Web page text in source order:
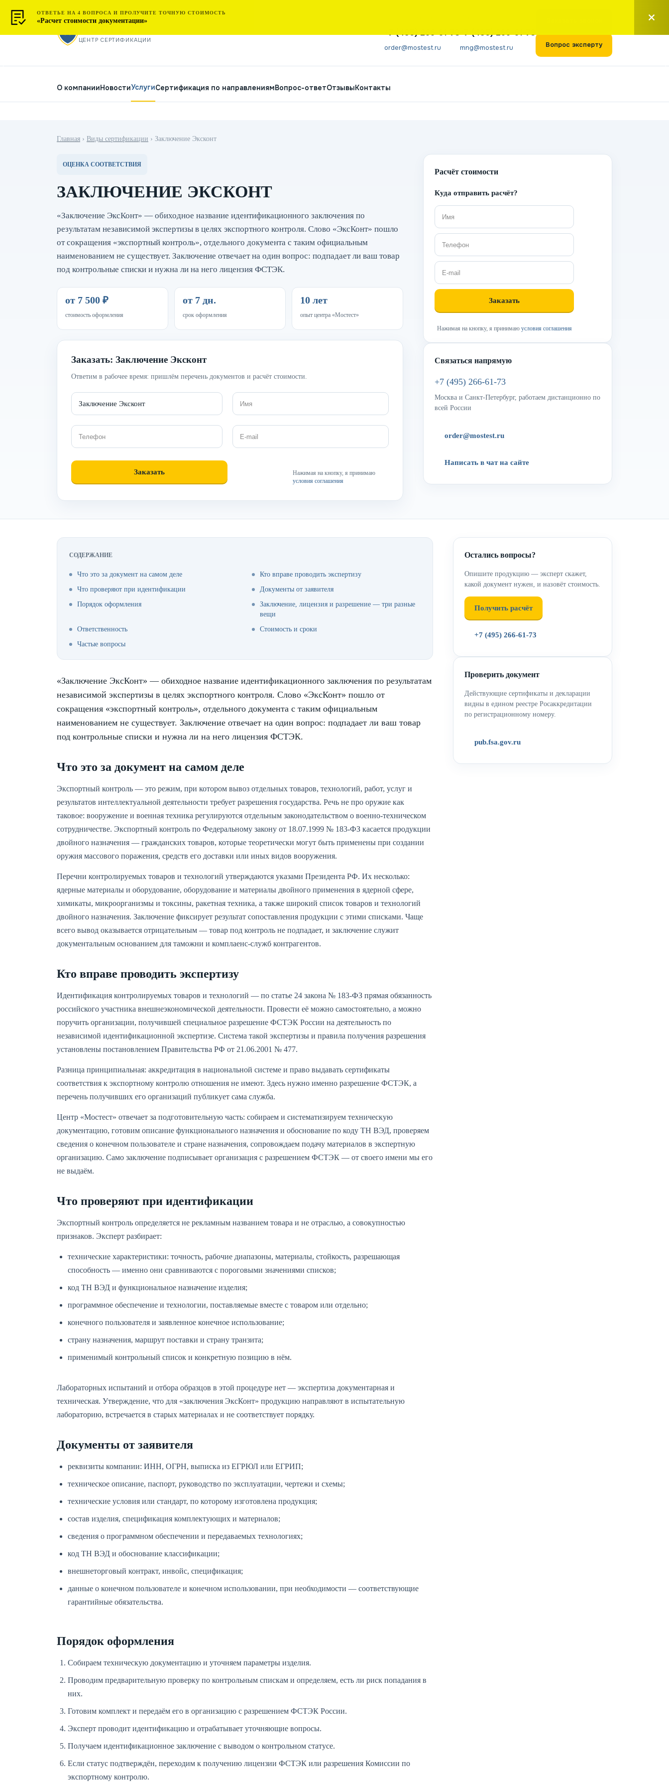
МОСТЕСТ
ЦЕНТР СЕРТИФИКАЦИИ
+7 (495) 266-61-73
order@mostest.ru
+7 (495) 266-61-73
mng@mostest.ru Вопрос эксперту
О компанииНовостиУслугиСертификация по направлениямВопрос-ответОтзывыКонтакты
Главная › Виды сертификации › Заключение Эксконт
ОЦЕНКА СООТВЕТСТВИЯ
ЗАКЛЮЧЕНИЕ ЭКСКОНТ
«Заключение ЭксКонт» — обиходное название идентификационного заключения по
результатам независимой экспертизы в целях экспортного контроля. Слово «ЭксКонт» пошло
от сокращения «экспортный контроль», отдельного документа с таким официальным
наименованием не существует. Заключение отвечает на один вопрос: подпадает ли ваш товар
под контрольные списки и нужна ли на него лицензия ФСТЭК.
от 7 500 ₽
стоимость оформления
от 7 дн.
срок оформления
10 лет
опыт центра «Мостест»
Заказать: Заключение Эксконт
Ответим в рабочее время: пришлём перечень документов и расчёт стоимости.
Нажимая на кнопку, я принимаю
условия соглашения
Расчёт стоимости
Куда отправить расчёт?
Нажимая на кнопку, я принимаю условия соглашения
Связаться напрямую
+7 (495) 266-61-73
Москва и Санкт-Петербург, работаем дистанционно по
всей России
order@mostest.ru
Написать в чат на сайте
СОДЕРЖАНИЕ
Что это за документ на самом деле
Кто вправе проводить экспертизу
Что проверяют при идентификации
Документы от заявителя
Порядок оформления
Заключение, лицензия и разрешение — три разные
вещи
Ответственность
Стоимость и сроки
Частые вопросы
«Заключение ЭксКонт» — обиходное название идентификационного заключения по результатам
независимой экспертизы в целях экспортного контроля. Слово «ЭксКонт» пошло от
сокращения «экспортный контроль», отдельного документа с таким официальным
наименованием не существует. Заключение отвечает на один вопрос: подпадает ли ваш товар
под контрольные списки и нужна ли на него лицензия ФСТЭК.
Что это за документ на самом деле
Экспортный контроль — это режим, при котором вывоз отдельных товаров, технологий, работ, услуг и
результатов интеллектуальной деятельности требует разрешения государства. Речь не про оружие как
таковое: вооружение и военная техника регулируются отдельным законодательством о военно-техническом
сотрудничестве. Экспортный контроль по Федеральному закону от 18.07.1999 № 183-ФЗ касается продукции
двойного назначения — гражданских товаров, которые теоретически могут быть применены при создании
оружия массового поражения, средств его доставки или иных видов вооружения.
Перечни контролируемых товаров и технологий утверждаются указами Президента РФ. Их несколько:
ядерные материалы и оборудование, оборудование и материалы двойного применения в ядерной сфере,
химикаты, микроорганизмы и токсины, ракетная техника, а также широкий список товаров и технологий
двойного назначения. Заключение фиксирует результат сопоставления продукции с этими списками. Чаще
всего вывод оказывается отрицательным — товар под контроль не подпадает, и заключение служит
документальным основанием для таможни и комплаенс-служб контрагентов.
Кто вправе проводить экспертизу
Идентификация контролируемых товаров и технологий — по статье 24 закона № 183-ФЗ прямая обязанность
российского участника внешнеэкономической деятельности. Провести её можно самостоятельно, а можно
поручить организации, получившей специальное разрешение ФСТЭК России на деятельность по
независимой идентификационной экспертизе. Система такой экспертизы и правила получения разрешения
установлены постановлением Правительства РФ от 21.06.2001 № 477.
Разница принципиальная: аккредитация в национальной системе и право выдавать сертификаты
соответствия к экспортному контролю отношения не имеют. Здесь нужно именно разрешение ФСТЭК, а
перечень получивших его организаций публикует сама служба.
Центр «Мостест» отвечает за подготовительную часть: собираем и систематизируем техническую
документацию, готовим описание функционального назначения и обоснование по коду ТН ВЭД, проверяем
сведения о конечном пользователе и стране назначения, сопровождаем подачу материалов в экспертную
организацию. Само заключение подписывает организация с разрешением ФСТЭК — от своего имени мы его
не выдаём.
Что проверяют при идентификации
Экспортный контроль определяется не рекламным названием товара и не отраслью, а совокупностью
признаков. Эксперт разбирает:
технические характеристики: точность, рабочие диапазоны, материалы, стойкость, разрешающая
способность — именно они сравниваются с пороговыми значениями списков;
код ТН ВЭД и функциональное назначение изделия;
программное обеспечение и технологии, поставляемые вместе с товаром или отдельно;
конечного пользователя и заявленное конечное использование;
страну назначения, маршрут поставки и страну транзита;
применимый контрольный список и конкретную позицию в нём.
Лабораторных испытаний и отбора образцов в этой процедуре нет — экспертиза документарная и
техническая. Утверждение, что для «заключения ЭксКонт» продукцию направляют в испытательную
лабораторию, встречается в старых материалах и не соответствует порядку.
Документы от заявителя
реквизиты компании: ИНН, ОГРН, выписка из ЕГРЮЛ или ЕГРИП;
техническое описание, паспорт, руководство по эксплуатации, чертежи и схемы;
технические условия или стандарт, по которому изготовлена продукция;
состав изделия, спецификация комплектующих и материалов;
сведения о программном обеспечении и передаваемых технологиях;
код ТН ВЭД и обоснование классификации;
внешнеторговый контракт, инвойс, спецификация;
данные о конечном пользователе и конечном использовании, при необходимости — соответствующие
гарантийные обязательства.
Порядок оформления
Собираем техническую документацию и уточняем параметры изделия.
Проводим предварительную проверку по контрольным спискам и определяем, есть ли риск попадания в
них.
Готовим комплект и передаём его в организацию с разрешением ФСТЭК России.
Эксперт проводит идентификацию и отрабатывает уточняющие вопросы.
Получаем идентификационное заключение с выводом о контрольном статусе.
Если статус подтверждён, переходим к получению лицензии ФСТЭК или разрешения Комиссии по
экспортному контролю.
Остались вопросы?
Опишите продукцию — эксперт скажет,
какой документ нужен, и назовёт стоимость.
Получить расчёт
+7 (495) 266-61-73
Проверить документ
Действующие сертификаты и декларации
видны в едином реестре Росаккредитации
по регистрационному номеру.
pub.fsa.gov.ru
ОТВЕТЬЕ НА 4 ВОПРОСА И ПРОЛУЧИТЕ ТОЧНУЮ СТОИМОСТЬ
«Расчет стоимости документации»